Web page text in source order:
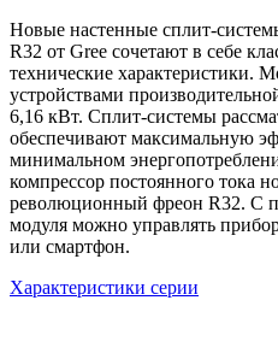
Новые настенные сплит-
R32 от Gree сочетают в себе
технические характеристики.
устройствами
6,16 кВт. Сплит-системы
обеспечивают максимальную
минимальном
компрессор постоянного тока
революционный фреон R32. С
модуля можно управлять
или смартфон.
Характеристики серии